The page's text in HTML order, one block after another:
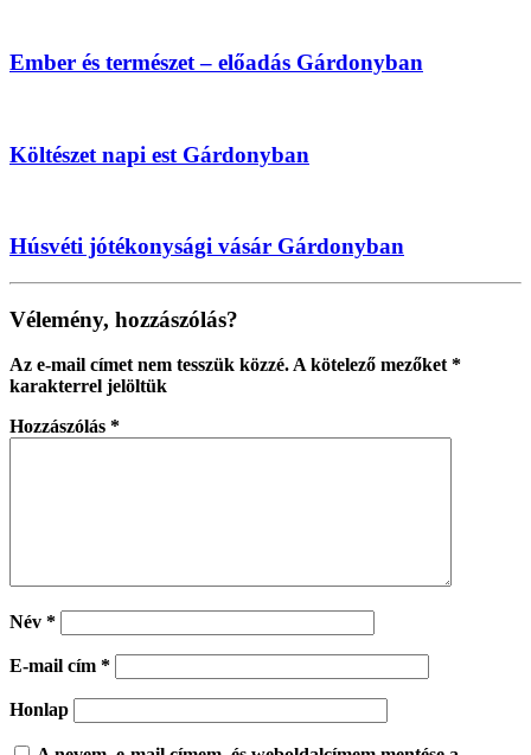
Ember és természet – előadás Gárdonyban
Költészet napi est Gárdonyban
Húsvéti jótékonysági vásár Gárdonyban
Vélemény, hozzászólás?
Az e-mail címet nem tesszük közzé. A kötelező mezőket *
karakterrel jelöltük
Hozzászólás *
Név *
E-mail cím *
Honlap